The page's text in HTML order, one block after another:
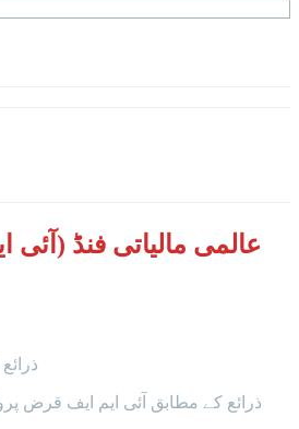
ذرائع کے مطابق آئی ایم ایف قرض